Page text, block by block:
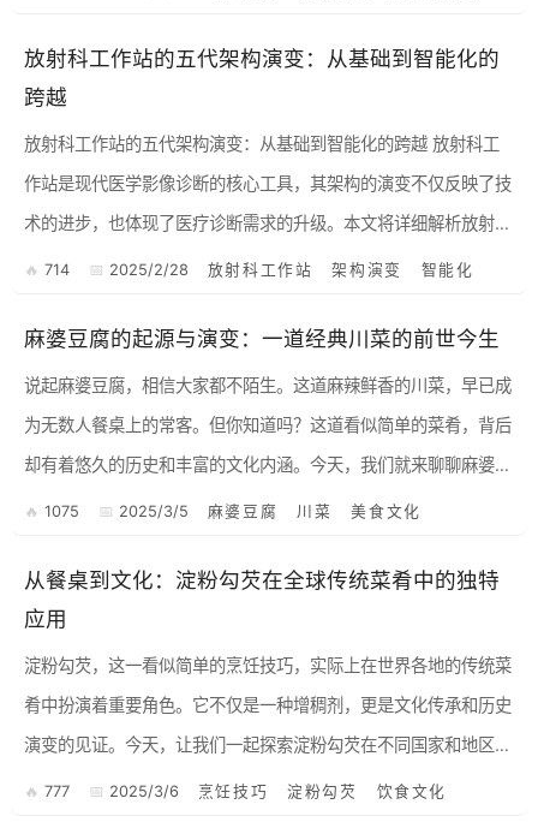
放射科工作站的五代架构演变：从基础到智能化的
跨越
放射科工作站的五代架构演变：从基础到智能化的跨越 放射科工
作站是现代医学影像诊断的核心工具，其架构的演变不仅反映了技
术的进步，也体现了医疗诊断需求的升级。本文将详细解析放射科
工作站从第一代到第五代的架构演变过程，探讨每一代的特点、技
714 2025/2/28 放射科工作站 架构演变 智能化
麻婆豆腐的起源与演变：一道经典川菜的前世今生
说起麻婆豆腐，相信大家都不陌生。这道麻辣鲜香的川菜，早已成
为无数人餐桌上的常客。但你知道吗？这道看似简单的菜肴，背后
却有着悠久的历史和丰富的文化内涵。今天，我们就来聊聊麻婆豆
腐的起源与演变，带你了解这道经典川菜背后的故事。 一、麻婆
1075 2025/3/5 麻婆豆腐 川菜 美食文化
从餐桌到文化：淀粉勾芡在全球传统菜肴中的独特
应用
淀粉勾芡，这一看似简单的烹饪技巧，实际上在世界各地的传统菜
肴中扮演着重要角色。它不仅是一种增稠剂，更是文化传承和历史
演变的见证。今天，让我们一起探索淀粉勾芡在不同国家和地区传
统菜肴中的具体应用案例，并分析其背后的文化和历史因素。 中
777 2025/3/6 烹饪技巧 淀粉勾芡 饮食文化